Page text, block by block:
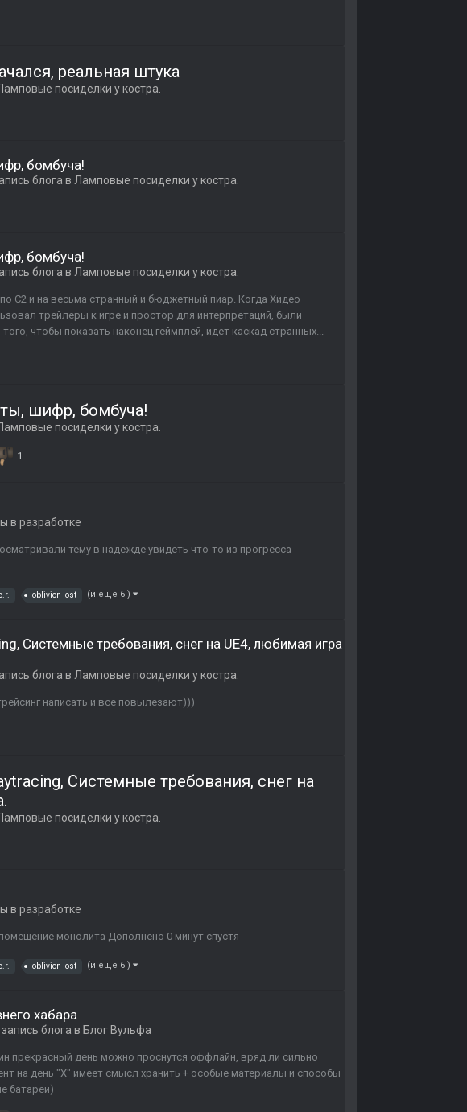
реальная штука
посиделки у костра.
бомбуча!
блога в Ламповые посиделки у костра.
бомбуча!
блога в Ламповые посиделки у костра.
C2 и на весьма странный и бюджетный пиар. Когда Хидео
трейлеры к игре и простор для интерпретаций, были
чтобы показать наконец геймплей, идет каскад странных...
шифр, бомбуча!
посиделки у костра.
1
в разработке
тему в надежде увидеть что-то из прогресса
oblivion lost (и ещё 6 )
Системные требования, снег на UE4, любимая игра
блога в Ламповые посиделки у костра.
написать и все повылезают)))
Системные требования, снег на
посиделки у костра.
в разработке
монолита Дополнено 0 минут спустя
oblivion lost (и ещё 6 )
хабара
запись блога в Блог Вульфа
прекрасный день можно проснутся оффлайн, вряд ли сильно
на день "X" имеет смысл хранить + особые материалы и способы
батареи)